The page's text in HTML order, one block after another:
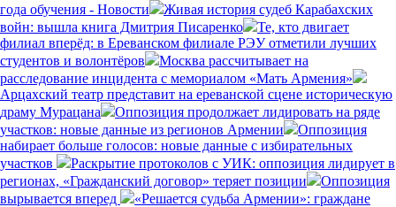
года обучения - Новости
Живая история судеб Карабахских
войн: вышла книга Дмитрия Писаренко
Те, кто двигает
филиал вперёд: в Ереванском филиале РЭУ отметили лучших
студентов и волонтёров
Москва рассчитывает на
расследование инцидента с мемориалом «Мать Армения»
Арцахский театр представит на ереванской сцене историческую
драму Мурацана
Оппозиция продолжает лидировать на ряде
участков: новые данные из регионов Армении
Оппозиция
набирает больше голосов: новые данные с избирательных
участков
Раскрытие протоколов с УИК: оппозиция лидирует в
регионах, «Гражданский договор» теряет позиции
Оппозиция
вырывается вперед
«Решается судьба Армении»: граждане